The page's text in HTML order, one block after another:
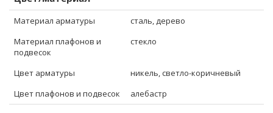
Материал арматуры
сталь, дерево
Материал плафонов и
подвесок
стекло
Цвет арматуры
никель, светло-коричневый
Цвет плафонов и подвесок
алебастр